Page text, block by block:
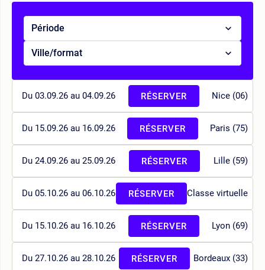
Période
Ville/format
Du 03.09.26 au 04.09.26 Nice (06)
RÉSERVER
Du 15.09.26 au 16.09.26 Paris (75)
RÉSERVER
Du 24.09.26 au 25.09.26 Lille (59)
RÉSERVER
Du 05.10.26 au 06.10.26 Classe virtuelle
RÉSERVER
Du 15.10.26 au 16.10.26 Lyon (69)
RÉSERVER
Du 27.10.26 au 28.10.26 Bordeaux (33)
RÉSERVER